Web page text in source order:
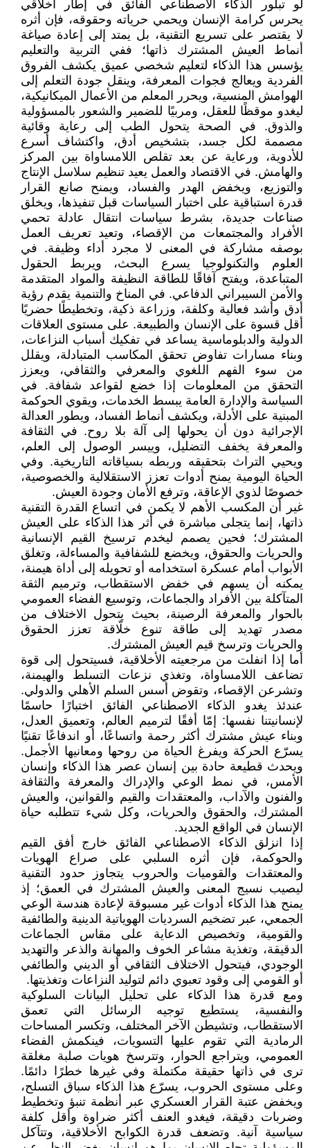
لو تبلور الذكاء الاصطناعي الفائق في إطار أخلاقي
يحرس كرامة الإنسان ويحمي حرياته وحقوقه، فإن أثره
لا يقتصر على تسريع التقنية، بل يمتد إلى إعادة صياغة
أنماط العيش المشترك ذاتها؛ ففي التربية والتعليم
يؤسس هذا الذكاء لتعليم شخصي عميق يكشف الفروق
الفردية ويعالج فجوات المعرفة، وينقل جودة التعلم إلى
الهوامش المنسية، ويحرر المعلم من الأعمال الميكانيكية،
ليغدو موقظًا للعقل، ومربيًا للضمير والشعور بالمسؤولية
والذوق. في الصحة يتحول الطب إلى رعاية وقائية
مصممة لكل جسد، بتشخيص أدق، واكتشاف أسرع
للأدوية، ورعاية عن بعد تقلص اللامساواة بين المركز
والهامش. في الاقتصاد والعمل يعيد تنظيم سلاسل الإنتاج
والتوزيع، ويخفض الهدر والفساد، ويمنح صانع القرار
قدرة استباقية على اختبار السياسات قبل تنفيذها، ويخلق
صناعات جديدة، بشرط سياسات انتقال عادلة تحمي
الأفراد والمجتمعات من الإقصاء، وتعيد تعريف العمل
بوصفه مشاركة في المعنى لا مجرد أداء وظيفة. في
العلوم والتكنولوجيا يسرع البحث، ويربط الحقول
المتباعدة، ويفتح آفاقًا للطاقة النظيفة والمواد المتقدمة
والأمن السيبراني الدفاعي. في المناخ والتنمية يقدم رؤية
أدق وأشد فعالية وكلفة، وزراعة ذكية، وتخطيطًا حضريًا
أقل قسوة على الإنسان والطبيعة. على مستوى العلاقات
الدولية والدبلوماسية يساعد في تفكيك أسباب النزاعات،
وبناء مسارات تفاوض تحقق المكاسب المتبادلة، ويقلل
من سوء الفهم اللغوي والمعرفي والثقافي، ويعزز
التحقق من المعلومات إذا خضع لقواعد شفافة. في
السياسة والإدارة العامة يبسط الخدمات، ويقوي الحوكمة
المبنية على الأدلة، ويكشف أنماط الفساد، ويطور العدالة
الإجرائية دون أن يحولها إلى آلة بلا روح. في الثقافة
والمعرفة يخفف التضليل، وييسر الوصول إلى العلم،
ويحيي التراث بتحقيقه وربطه بسياقاته التاريخية. وفي
الحياة اليومية يمنح أدوات تعزز الاستقلالية والخصوصية،
خصوصًا لذوي الإعاقة، وترفع الأمان وجودة العيش.
غير أن المكسب الأهم لا يكمن في اتساع القدرة التقنية
ذاتها، إنما يتجلى مباشرة في أثر هذا الذكاء على العيش
المشترك؛ فحين يصمم ليخدم ترسيخ القيم الإنسانية
والحريات والحقوق، ويخضع للشفافية والمساءلة، وتغلق
الأبواب أمام عسكرة استخدامه أو تحويله إلى أداة هيمنة،
يمكنه أن يسهم في خفض الاستقطاب، وترميم الثقة
المتآكلة بين الأفراد والجماعات، وتوسيع الفضاء العمومي
بالحوار والمعرفة الرصينة، بحيث يتحول الاختلاف من
مصدر تهديد إلى طاقة تنوع خلّاقة تعزز الحقوق
والحريات وترسخ قيم العيش المشترك.
أما إذا انفلت من مرجعيته الأخلاقية، فسيتحول إلى قوة
تضاعف اللامساواة، وتغذي نزعات التسلط والهيمنة،
وتشرعن الإقصاء، وتقوض أسس السلم الأهلي والدولي.
عندئذ يغدو الذكاء الاصطناعي الفائق اختبارًا حاسمًا
لإنسانيتنا نفسها: إمّا أفقًا لترميم العالم، وتعميق العدل،
وبناء عيش مشترك أكثر رحمة واتساعًا، أو اندفاعًا تقنيًا
يسرّع الحركة ويفرغ الحياة من روحها ومعانيها الأجمل.
ويحدث قطيعة حادة بين إنسان عصر هذا الذكاء وإنسان
الأمس، في نمط الوعي والإدراك والمعرفة والثقافة
والفنون والآداب، والمعتقدات والقيم والقوانين، والعيش
المشترك، والحقوق والحريات، وكل شيء تتطلبه حياة
الإنسان في الواقع الجديد.
إذا انزلق الذكاء الاصطناعي الفائق خارج أفق القيم
والحوكمة، فإن أثره السلبي على صراع الهويات
والمعتقدات والقوميات والحروب يتجاوز حدود التقنية
ليصيب نسيج المعنى والعيش المشترك في العمق؛ إذ
يمنح هذا الذكاء أدوات غير مسبوقة لإعادة هندسة الوعي
الجمعي، عبر تضخيم السرديات الهوياتية الدينية والطائفية
والقومية، وتخصيص الدعاية على مقاس الجماعات
الدقيقة، وتغذية مشاعر الخوف والمهانة والذعر والتهديد
الوجودي، فيتحول الاختلاف الثقافي أو الديني والطائفي
أو القومي إلى وقود تعبوي دائم لتوليد النزاعات وتغذيتها.
ومع قدرة هذا الذكاء على تحليل البيانات السلوكية
والنفسية، يستطيع توجيه الرسائل التي تعمق
الاستقطاب، وتشيطن الآخر المختلف، وتكسر المساحات
الرمادية التي تقوم عليها التسويات، فينكمش الفضاء
العمومي، ويتراجع الحوار، وتترسخ هويات صلبة مغلقة
ترى في ذاتها حقيقة مكتملة وفي غيرها خطرًا دائمًا.
وعلى مستوى الحروب، يسرّع هذا الذكاء سباق التسلح،
ويخفض عتبة القرار العسكري عبر أنظمة تنبؤ وتخطيط
وضربات دقيقة، فيغدو العنف أكثر ضراوة وأقل كلفة
سياسية آنية. وتضعف قدرة الكوابح الأخلاقية، وتتآكل